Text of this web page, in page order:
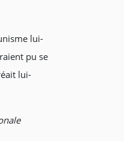
lui-
pu se
lui-